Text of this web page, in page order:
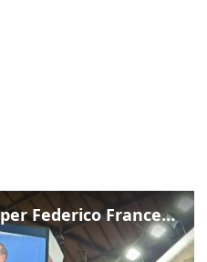
I messaggi di affetto per Federico Franceschin: così il mondo del basket gli è stato accanto fino all’ultimo